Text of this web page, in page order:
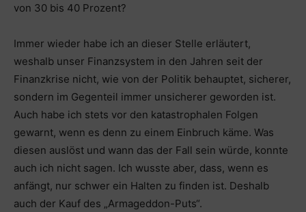
von 30 bis 40 Prozent?
Immer wieder habe ich an dieser Stelle erläutert,
weshalb unser Finanzsystem in den Jahren seit der
Finanzkrise nicht, wie von der Politik behauptet, sicherer,
sondern im Gegenteil immer unsicherer geworden ist.
Auch habe ich stets vor den katastrophalen Folgen
gewarnt, wenn es denn zu einem Einbruch käme. Was
diesen auslöst und wann das der Fall sein würde, konnte
auch ich nicht sagen. Ich wusste aber, dass, wenn es
anfängt, nur schwer ein Halten zu finden ist. Deshalb
auch der Kauf des „Armageddon-Puts“.